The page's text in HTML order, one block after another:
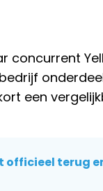
concurrent
een
officieel terug